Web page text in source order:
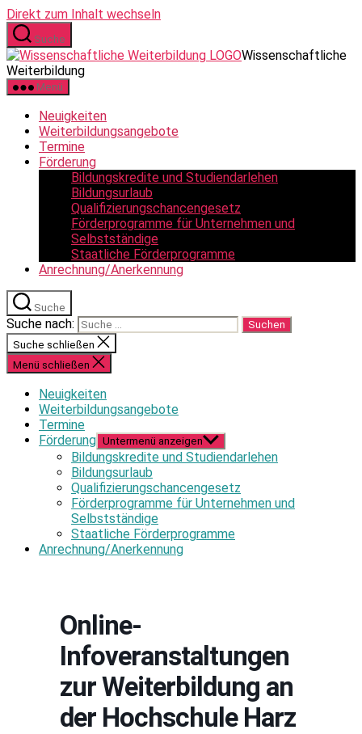
Direkt zum Inhalt wechseln
Suche
Wissenschaftliche
Weiterbildung
Menü
Neuigkeiten
Weiterbildungsangebote
Termine
Förderung
Bildungskredite und Studiendarlehen
Bildungsurlaub
Qualifizierungschancengesetz
Förderprogramme für Unternehmen und
Selbstständige
Staatliche Förderprogramme
Anrechnung/Anerkennung
Suche
Suche nach:
Suche schließen
Menü schließen
Neuigkeiten
Weiterbildungsangebote
Termine
Förderung Untermenü anzeigen
Bildungskredite und Studiendarlehen
Bildungsurlaub
Qualifizierungschancengesetz
Förderprogramme für Unternehmen und
Selbstständige
Staatliche Förderprogramme
Anrechnung/Anerkennung
Online-
Infoveranstaltungen
zur Weiterbildung an
der Hochschule Harz